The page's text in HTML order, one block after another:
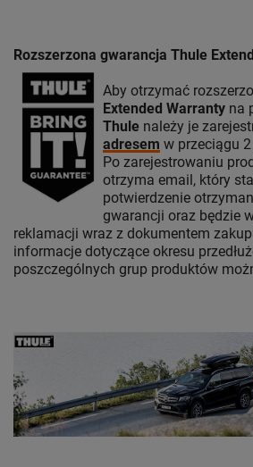
Rozszerzona gwarancja Thule
Aby otrzymać
Extended Warranty na
Thule należy je
adresem w przeciągu
Po zarejestrowaniu
otrzyma email, który
potwierdzenie
gwarancji oraz będzie
reklamacji wraz z dokumentem
informacje dotyczące okresu
poszczególnych grup produktów